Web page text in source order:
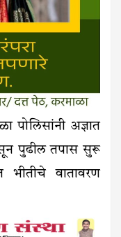
पोलिसांनी अज्ञात
पुढील तपास सुरू
भीतीचे वातावरण